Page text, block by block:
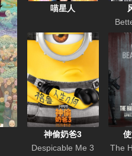
这是恶搞版
？ “大道至简”
喵星人
神偷奶爸3
Despicable Me 3